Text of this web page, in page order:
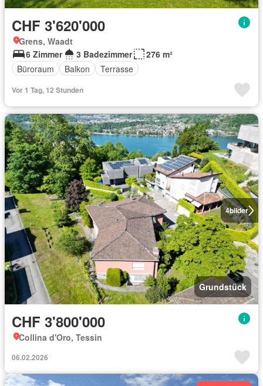
CHF 3'620'000
Grens, Waadt
6 Zimmer
3 Badezimmer
276 m²
Büroraum
Balkon Terrasse
Vor 1 Tag, 12 Stunden
4bilder
Grundstück
CHF 3'800'000
Collina d'Oro, Tessin
06.02.2026